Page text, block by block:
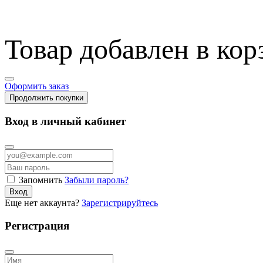
Товар добавлен в
Оформить заказ
Продолжить покупки
Вход в личный кабинет
Запомнить Забыли пароль?
Вход
Еще нет аккаунта? Зарегистрируйтесь
Регистрация